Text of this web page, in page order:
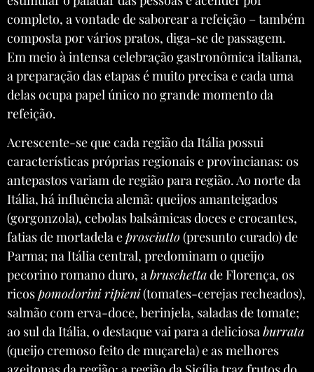
completo, a vontade de saborear a refeição – também
composta por vários pratos, diga-se de passagem.
Em meio à intensa celebração gastronômica italiana,
a preparação das etapas é muito precisa e cada uma
delas ocupa papel único no grande momento da
refeição.
Acrescente-se que cada região da Itália possui
características próprias regionais e provincianas: os
antepastos variam de região para região. Ao norte da
Itália, há influência alemã: queijos amanteigados
(gorgonzola), cebolas balsâmicas doces e crocantes,
fatias de mortadela eprosciutto (presunto curado) de
Parma; na Itália central, predominam o queijo
pecorino romano duro, abruschettade Florença, os
ricospomodorini ripieni(tomates-cerejas recheados),
salmão com erva-doce, berinjela, saladas de tomate;
ao sul da Itália, o destaque vai para a deliciosaburrata
(queijo cremoso feito de muçarela) e as melhores